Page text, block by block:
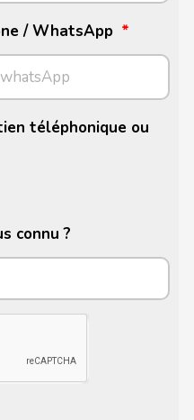
/ WhatsApp
téléphonique ou
connu ?